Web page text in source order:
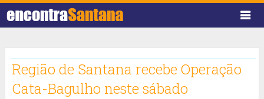
Região de Santana recebe Operação
Cata-Bagulho neste sábado